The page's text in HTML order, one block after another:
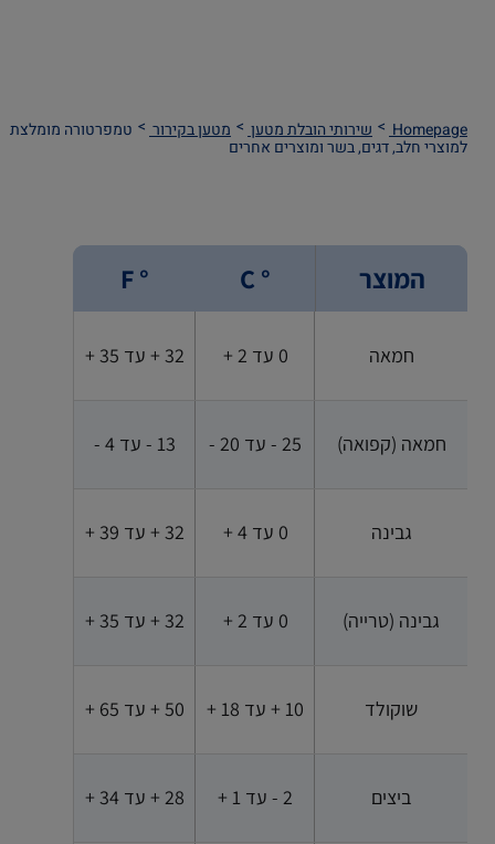
Homepage שירותי הובלת מטען מטען בקירור טמפרטורה מומלצת
למוצרי חלב, דגים, בשר ומוצרים אחרים
המוצר ° C
° F
חמאה 0 עד 2 + 32 + עד 35 +
חמאה (קפואה) 25 - עד 20 - 13 - עד 4 -
גבינה 0 עד 4 + 32 + עד 39 +
גבינה (טרייה) 0 עד 2 + 32 + עד 35 +
שוקולד 10 + עד 18 + 50 + עד 65 +
ביצים 2 - עד 1 + 28 + עד 34 +